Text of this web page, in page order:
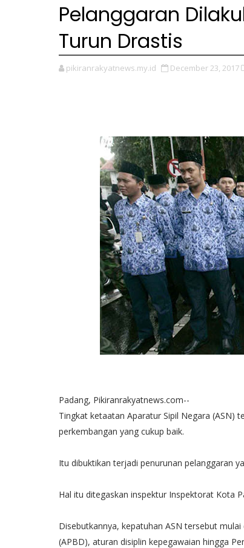
Pelanggaran
Turun Drastis
pikiranrakyatnews.my.id December 23, 2017
Padang, Pikiranrakyatnews.com--
Tingkat ketaatan Aparatur Sipil Negara (ASN)
perkembangan yang cukup baik.
Itu dibuktikan terjadi penurunan pelanggaran
Hal itu ditegaskan inspektur Inspektorat Kota
Disebutkannya, kepatuhan ASN tersebut
(APBD), aturan disiplin kepegawaian hingga